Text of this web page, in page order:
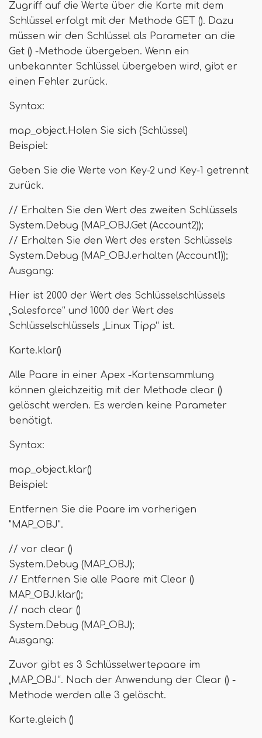
Zugriff auf die Werte über die Karte mit dem
Schlüssel erfolgt mit der Methode GET (). Dazu
müssen wir den Schlüssel als Parameter an die
Get () -Methode übergeben. Wenn ein
unbekannter Schlüssel übergeben wird, gibt er
einen Fehler zurück.
Syntax:
map_object.Holen Sie sich (Schlüssel)
Beispiel:
Geben Sie die Werte von Key-2 und Key-1 getrennt
zurück.
// Erhalten Sie den Wert des zweiten Schlüssels
System.Debug (MAP_OBJ.Get (Account2));
// Erhalten Sie den Wert des ersten Schlüssels
System.Debug (MAP_OBJ.erhalten (Account1));
Ausgang:
Hier ist 2000 der Wert des Schlüsselschlüssels
„Salesforce“ und 1000 der Wert des
Schlüsselschlüssels „Linux Tipp“ ist.
Karte.klar()
Alle Paare in einer Apex -Kartensammlung
können gleichzeitig mit der Methode clear ()
gelöscht werden. Es werden keine Parameter
benötigt.
Syntax:
map_object.klar()
Beispiel:
Entfernen Sie die Paare im vorherigen
"MAP_OBJ".
// vor clear ()
System.Debug (MAP_OBJ);
// Entfernen Sie alle Paare mit Clear ()
MAP_OBJ.klar();
// nach clear ()
System.Debug (MAP_OBJ);
Ausgang:
Zuvor gibt es 3 Schlüsselwertepaare im
„MAP_OBJ“. Nach der Anwendung der Clear () -
Methode werden alle 3 gelöscht.
Karte.gleich ()